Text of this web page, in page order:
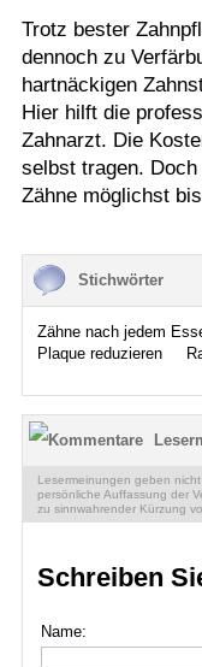
Trotz bester
dennoch zu
hartnäckigen
Hier hilft die
Zahnarzt. Die
selbst tragen.
Zähne möglichst
Stichwörter
Zähne nach jedem
Plaque reduzieren
Lesermeinungen geben
persönliche Auffassung der
zu sinnwahrender Kürzung
Schreiben
Name: